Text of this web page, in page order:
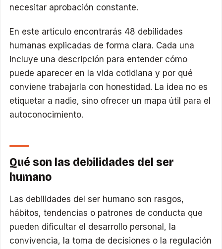
necesitar aprobación constante.
En este artículo encontrarás 48 debilidades
humanas explicadas de forma clara. Cada una
incluye una descripción para entender cómo
puede aparecer en la vida cotidiana y por qué
conviene trabajarla con honestidad. La idea no es
etiquetar a nadie, sino ofrecer un mapa útil para el
autoconocimiento.
Qué son las debilidades del ser
humano
Las debilidades del ser humano son rasgos,
hábitos, tendencias o patrones de conducta que
pueden dificultar el desarrollo personal, la
convivencia, la toma de decisiones o la regulación